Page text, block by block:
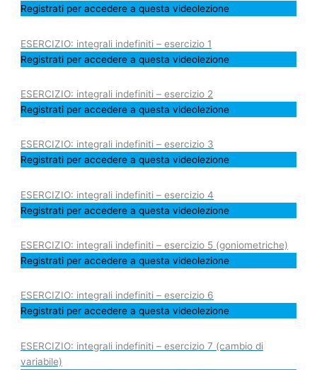
Registrati per accedere a questa videolezione
ESERCIZIO: integrali indefiniti – esercizio 1
Registrati per accedere a questa videolezione
ESERCIZIO: integrali indefiniti – esercizio 2
Registrati per accedere a questa videolezione
ESERCIZIO: integrali indefiniti – esercizio 3
Registrati per accedere a questa videolezione
ESERCIZIO: integrali indefiniti – esercizio 4
Registrati per accedere a questa videolezione
ESERCIZIO: integrali indefiniti – esercizio 5 (goniometriche)
Registrati per accedere a questa videolezione
ESERCIZIO: integrali indefiniti – esercizio 6
Registrati per accedere a questa videolezione
ESERCIZIO: integrali indefiniti – esercizio 7 (cambio di
variabile)